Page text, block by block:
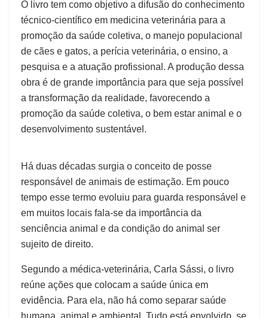
O livro tem como objetivo a difusão do conhecimento
técnico-científico em medicina veterinária para a
promoção da saúde coletiva, o manejo populacional
de cães e gatos, a perícia veterinária, o ensino, a
pesquisa e a atuação profissional. A produção dessa
obra é de grande importância para que seja possível
a transformação da realidade, favorecendo a
promoção da saúde coletiva, o bem estar animal e o
desenvolvimento sustentável.
Há duas décadas surgia o conceito de posse
responsável de animais de estimação. Em pouco
tempo esse termo evoluiu para guarda responsável e
em muitos locais fala-se da importância da
senciência animal e da condição do animal ser
sujeito de direito.
Segundo a médica-veterinária, Carla Sássi, o livro
reúne ações que colocam a saúde única em
evidência. Para ela, não há como separar saúde